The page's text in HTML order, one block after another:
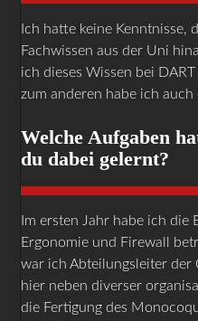
Ich hatte keine Kenntnisse,
Fachwissen aus der Uni
ich dieses Wissen bei
zum anderen habe ich
Welche Aufgaben
du dabei gelernt?
Im ersten Jahr habe ich die
Ergonomie und Firewall
war ich Abteilungsleiter der
hier neben diverser
die Fertigung des